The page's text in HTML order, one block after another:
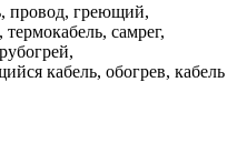
провод, греющий,
самрег,
кабель, обогрев, кабель